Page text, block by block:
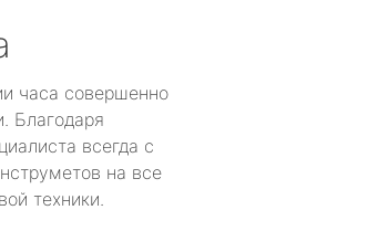
часа совершенно
Благодаря
всегда с
на все
техники.